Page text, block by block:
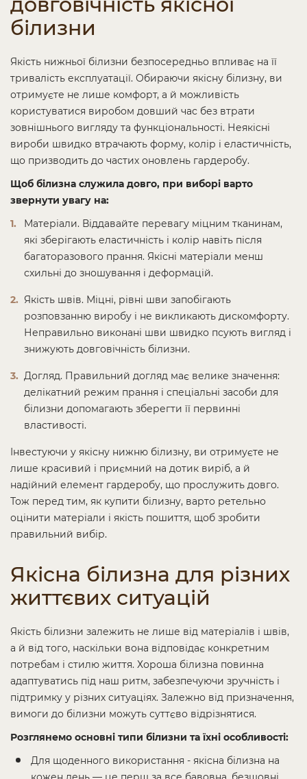
білизни
Якість нижньої білизни безпосередньо впливає на її
тривалість експлуатації. Обираючи якісну білизну, ви
отримуєте не лише комфорт, а й можливість
користуватися виробом довший час без втрати
зовнішнього вигляду та функціональності. Неякісні
вироби швидко втрачають форму, колір і еластичність,
що призводить до частих оновлень гардеробу.
Щоб білизна служила довго, при виборі варто
звернути увагу на:
Матеріали. Віддавайте перевагу міцним тканинам,
які зберігають еластичність і колір навіть після
багаторазового прання. Якісні матеріали менш
схильні до зношування і деформацій.
Якість швів. Міцні, рівні шви запобігають
розповзанню виробу і не викликають дискомфорту.
Неправильно виконані шви швидко псують вигляд і
знижують довговічність білизни.
Догляд. Правильний догляд має велике значення:
делікатний режим прання і спеціальні засоби для
білизни допомагають зберегти її первинні
властивості.
Інвестуючи у якісну нижню білизну, ви отримуєте не
лише красивий і приємний на дотик виріб, а й
надійний елемент гардеробу, що прослужить довго.
Тож перед тим, як купити білизну, варто ретельно
оцінити матеріали і якість пошиття, щоб зробити
правильний вибір.
Якісна білизна для різних
життєвих ситуацій
Якість білизни залежить не лише від матеріалів і швів,
а й від того, наскільки вона відповідає конкретним
потребам і стилю життя. Хороша білизна повинна
адаптуватись під наш ритм, забезпечуючи зручність і
підтримку у різних ситуаціях. Залежно від призначення,
вимоги до білизни можуть суттєво відрізнятися.
Розглянемо основні типи білизни та їхні особливості:
Для щоденного використання - якісна білизна на